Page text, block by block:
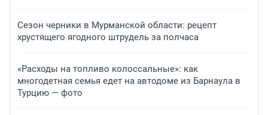
Сезон черники в Мурманской области: рецепт
хрустящего ягодного штрудель за полчаса
«Расходы на топливо колоссальные»: как
многодетная семья едет на автодоме из Барнаула в
Турцию — фото